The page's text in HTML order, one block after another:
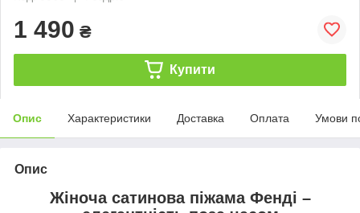
1 490 ₴
Купити
Опис Характеристики Доставка Оплата Умови
Опис
Жіноча сатинова піжама Фенді –